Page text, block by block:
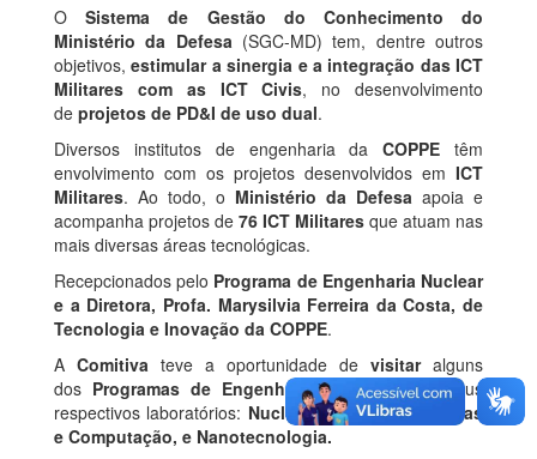
OSistema de Gestão do Conhecimento do
Ministério da Defesa (SGC-MD) tem, dentre outros
objetivos,estimular a sinergia e a integração das ICT
Militares com as ICT Civis, no desenvolvimento
de projetos de PD&I de uso dual.
Diversos institutos de engenharia daCOPPE têm
envolvimento com os projetos desenvolvidos em ICT
Militares. Ao todo, o Ministério da Defesa apoia e
acompanha projetos de 76 ICT Militares que atuam nas
mais diversas áreas tecnológicas.
Recepcionados pelo Programa de Engenharia Nuclear
e a Diretora, Profa. Marysilvia Ferreira da Costa, de
Tecnologia e Inovação da COPPE.
A Comitiva teve a oportunidade de visitaralguns
dos Programas de Engenharia da COPPEe seus
respectivos laboratórios: Nuclear, Mecânica, Sistemas
e Computação, e Nanotecnologia.